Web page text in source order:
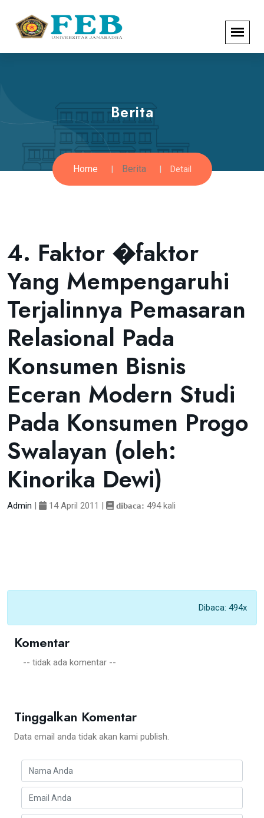
Berita
Home Berita Detail
4. Faktor �faktor
Yang Mempengaruhi
Terjalinnya Pemasaran
Relasional Pada
Konsumen Bisnis
Eceran Modern Studi
Pada Konsumen Progo
Swalayan (oleh:
Kinorika Dewi)
Admin | 14 April 2011 | dibaca: 494 kali
Dibaca: 494x
Komentar
-- tidak ada komentar --
Tinggalkan Komentar
Data email anda tidak akan kami publish.